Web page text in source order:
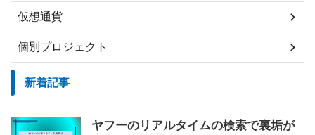
仮想通貨
個別プロジェクト
新着記事
ヤフーのリアルタイムの検索で裏垢が